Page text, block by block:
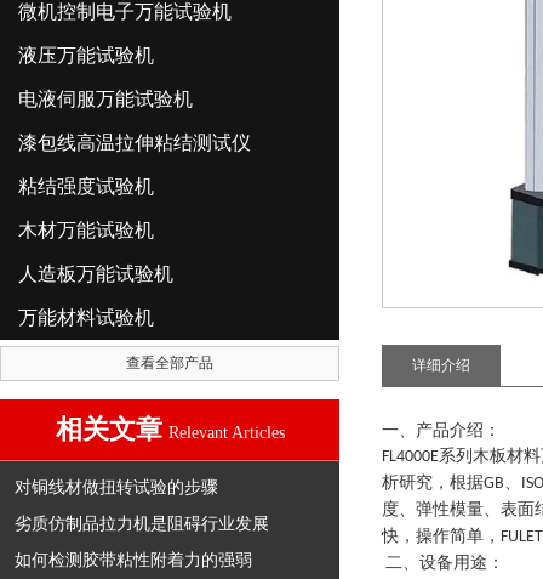
微机控制电子万能试验机
液压万能试验机
电液伺服万能试验机
漆包线高温拉伸粘结测试仪
粘结强度试验机
木材万能试验机
人造板万能试验机
万能材料试验机
查看全部产品
相关文章 Relevant Articles
对铜线材做扭转试验的步骤
劣质仿制品拉力机是阻碍行业发展
如何检测胶带粘性附着力的强弱
详细介绍
一、产品介绍：
FL4000E系列 木板材
析研究，根据GB、 ISO
度、弹性模量、表面
快，操作简单，
二、设备用途：